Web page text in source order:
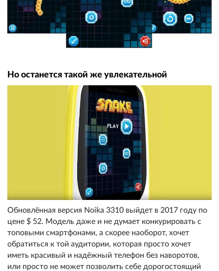
Но останется такой же увлекательной
Обновлённая версия Noika 3310 выйдет в 2017 году по
цене $ 52. Модель даже и не думает конкурировать с
топовыми смартфонами, а скорее наоборот, хочет
обратиться к той аудитории, которая просто хочет
иметь красивый и надёжный телефон без наворотов,
или просто не может позволить себе дорогостоящий